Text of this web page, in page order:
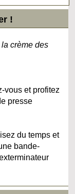
!
crème des
vous et profitez
presse
du temps et
bande-